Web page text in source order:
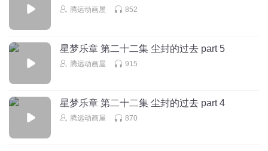
腾远动画屋 852
星梦乐章 第二十二集 尘封的过去 part 5
腾远动画屋 915
星梦乐章 第二十二集 尘封的过去 part 4
腾远动画屋 870